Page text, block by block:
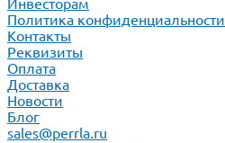
Инвесторам
Политика конфиденциальности
Контакты
Реквизиты
Оплата
Доставка
Новости
Блог
sales@perrla.ru